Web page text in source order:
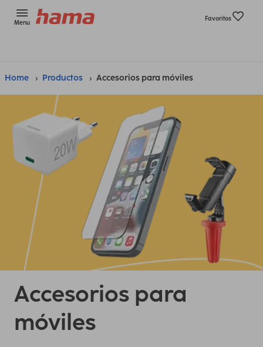
Menu
Favoritos
Home Productos Accesorios para móviles
Accesorios para
móviles